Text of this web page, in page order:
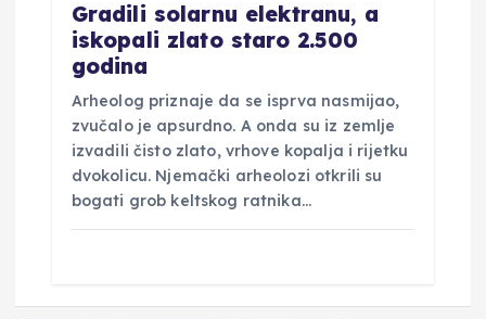
Gradili solarnu elektranu, a
iskopali zlato staro 2.500
godina
Arheolog priznaje da se isprva nasmijao,
zvučalo je apsurdno. A onda su iz zemlje
izvadili čisto zlato, vrhove kopalja i rijetku
dvokolicu. Njemački arheolozi otkrili su
bogati grob keltskog ratnika…